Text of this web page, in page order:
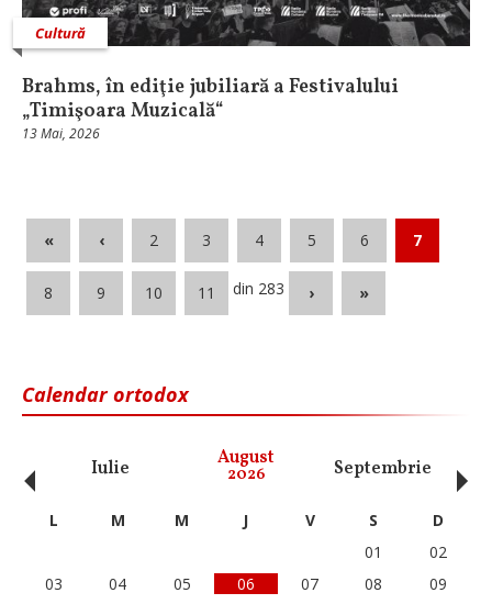
Cultură
Brahms, în ediţie jubiliară a Festivalului
„Timişoara Muzicală“
13 Mai, 2026
« ‹ 2 3 4 5 6 7
8 9 10 11 din 283 › »
Calendar ortodox
Iulie August
2026 Septembrie
‹ L M M J V S
D
01
02
03
04 05 06 07 08
09